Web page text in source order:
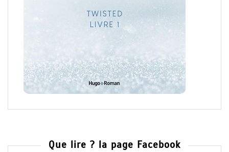
Que lire ? la page Facebook